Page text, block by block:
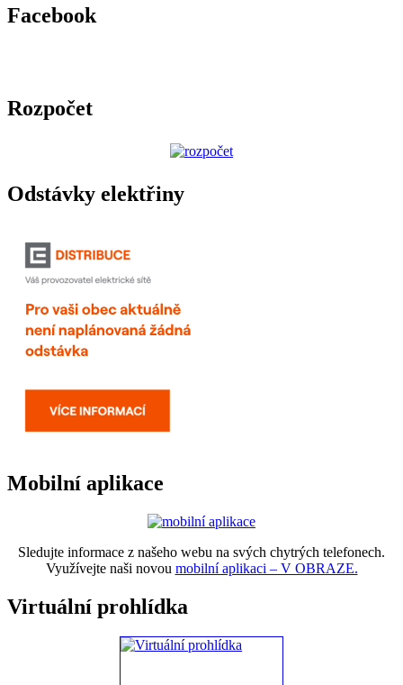
Facebook
Rozpočet
Odstávky elektřiny
Mobilní aplikace
Sledujte informace z našeho webu na svých chytrých telefonech.
Využívejte naši novou mobilní aplikaci – V OBRAZE.
Virtuální prohlídka